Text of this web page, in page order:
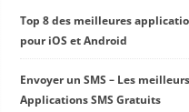
Top 8 des meilleures
pour iOS et Android
Envoyer un SMS – Les
Applications SMS Gratuits